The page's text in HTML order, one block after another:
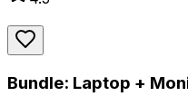
Bundle: Laptop +